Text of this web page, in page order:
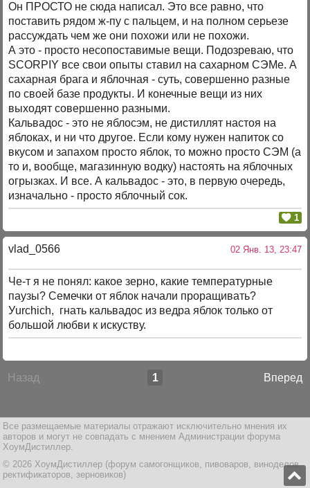
Он ПРОСТО не сюда написал. Это все равно, что
поставить рядом ж-пу с пальцем, и на полном серьезе
рассуждать чем же они похожи или не похожи.
А это - просто несопоставимые вещи. Подозреваю, что
SCORPIY все свои опыты ставил на сахарном СЭМе. А
сахарная брага и яблочная - суть, совершенно разные
по своей базе продукты. И конечные вещи из них
выходят совершенно разными.
Кальвадос - это не яблосэм, не дистиллят настоя на
яблоках, и ни что другое. Если кому нужен напиток со
вкусом и запахом просто яблок, то можно просто СЭМ (а
то и, вообще, магазинную водку) настоять на яблочных
огрызках. И все. А кальвадос - это, в первую очередь,
изначально - просто яблочный сок.
1
vlad_0566 02 Янв. 13, 23:47
Че-т я не понял: какое зерно, какие температурные
паузы? Семечки от яблок начали проращивать?
Уurchich, гнать кальвадос из ведра яблок только от
большой любви к искуству.
Назад Вперед
1
Все размещаемые материалы отражают исключительно мнения их
авторов и могут не совпадать с мнением Администрации форума
ХоумДистиллер.
© 2026 ХоумДистиллер (форум самогонщиков, пивоваров, виноделов,
ректификаторов, зерновиков)